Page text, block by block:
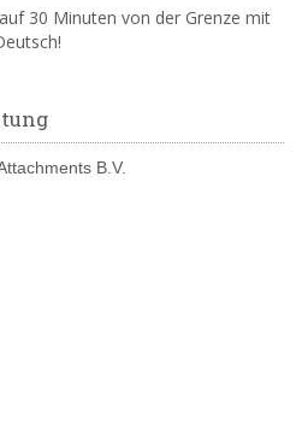
30 Minuten von der Grenze mit
B.V.